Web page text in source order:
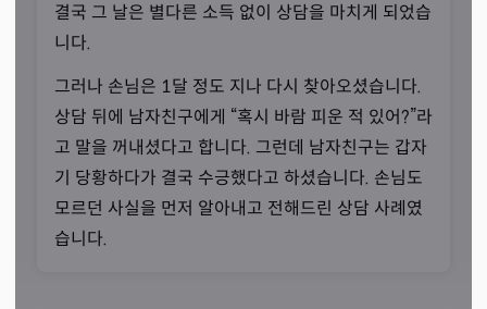
“타로는 손님의 마음을 치유할 수 있다, 그리고 그 장점을
살려 상담해야 한다는 것을 항상 명심하고 있다.” 선생님께
서 인터뷰 중에 해 주신 말씀입니다. 타로를 운세를 알아보
는 일로만 바라보지 않고, 마음 치유와 결합된 상담 행위라
고 인식하고 계신 분이셨죠.
결국 그 날은 별다른 소득 없이 상담을 마치게 되었습
니다.
그러나 손님은 1달 정도 지나 다시 찾아오셨습니다.
상담 뒤에 남자친구에게 “혹시 바람 피운 적 있어?”라
고 말을 꺼내셨다고 합니다. 그런데 남자친구는 갑자
기 당황하다가 결국 수긍했다고 하셨습니다. 손님도
모르던 사실을 먼저 알아내고 전해드린 상담 사례였
습니다.